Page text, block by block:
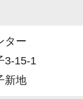
ター
3-15-1
新地